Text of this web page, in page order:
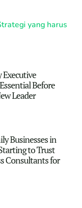
yang harus
Executive
Before
Leader
Businesses in
to Trust
Consultants for